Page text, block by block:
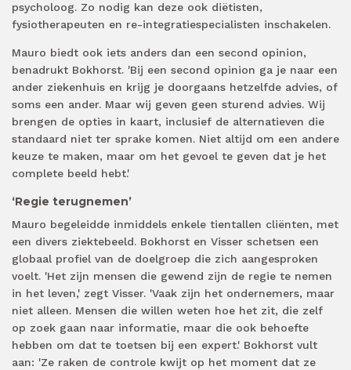
psycholoog. Zo nodig kan deze ook diëtisten,
fysiotherapeuten en re-integratiespecialisten inschakelen.
Mauro biedt ook iets anders dan een second opinion,
benadrukt Bokhorst. 'Bij een second opinion ga je naar een
ander ziekenhuis en krijg je doorgaans hetzelfde advies, of
soms een ander. Maar wij geven geen sturend advies. Wij
brengen de opties in kaart, inclusief de alternatieven die
standaard niet ter sprake komen. Niet altijd om een andere
keuze te maken, maar om het gevoel te geven dat je het
complete beeld hebt.'
‘Regie terugnemen’
Mauro begeleidde inmiddels enkele tientallen cliënten, met
een divers ziektebeeld. Bokhorst en Visser schetsen een
globaal profiel van de doelgroep die zich aangesproken
voelt. 'Het zijn mensen die gewend zijn de regie te nemen
in het leven,' zegt Visser. 'Vaak zijn het ondernemers, maar
niet alleen. Mensen die willen weten hoe het zit, die zelf
op zoek gaan naar informatie, maar die ook behoefte
hebben om dat te toetsen bij een expert.' Bokhorst vult
aan: 'Ze raken de controle kwijt op het moment dat ze